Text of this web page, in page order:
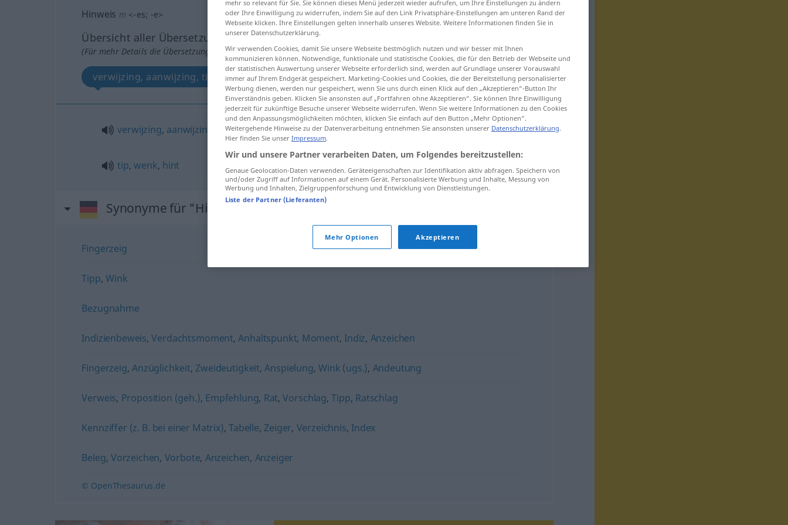
Hinweis m <-es; -e>
Übersicht aller Übersetzungen
(Für mehr Details die Übersetzung anklicken/antippen)
verwijzing, aanwijzing, tip, wenk, hint
verwijzing, aanwijzing Hinweis
tip,wenk, hint Hinweis Ratschlag
Synonyme für "Hinweis"
Fingerzeig
Tipp,Wink
Bezugnahme
Indizienbeweis,Verdachtsmoment,Anhaltspunkt, Moment, Indiz, Anzeichen
Fingerzeig,Anzüglichkeit, Zweideutigkeit,Anspielung,Wink (ugs.), Andeutung
Verweis, Proposition (geh.), Empfehlung, Rat,Vorschlag,Tipp, Ratschlag
Kennziffer (z. B. bei einer Matrix),Tabelle, Zeiger, Verzeichnis, Index
Beleg, Vorzeichen, Vorbote, Anzeichen, Anzeiger
© OpenThesaurus.de
mehr so relevant für Sie. Sie können dieses Menü jederzeit wieder aufrufen, um Ihre Einstellungen zu ändern
oder Ihre Einwilligung zu widerrufen, indem Sie auf den Link Privatsphäre-Einstellungen am unteren Rand der
Webseite klicken. Ihre Einstellungen gelten innerhalb unseres Website. Weitere Informationen finden Sie in
unserer Datenschutzerklärung.
Wir verwenden Cookies, damit Sie unsere Webseite bestmöglich nutzen und wir besser mit Ihnen
kommunizieren können. Notwendige, funktionale und statistische Cookies, die für den Betrieb der Webseite und
der statistischen Auswertung unserer Webseite erforderlich sind, werden auf Grundlage unserer Vorauswahl
immer auf Ihrem Endgerät gespeichert. Marketing-Cookies und Cookies, die der Bereitstellung personalisierter
Werbung dienen, werden nur gespeichert, wenn Sie uns durch einen Klick auf den „Akzeptieren“-Button Ihr
Einverständnis geben. Klicken Sie ansonsten auf „Fortfahren ohne Akzeptieren“. Sie können Ihre Einwilligung
jederzeit für zukünftige Besuche unserer Webseite widerrufen. Wenn Sie weitere Informationen zu den Cookies
und den Anpassungsmöglichkeiten möchten, klicken Sie einfach auf den Button „Mehr Optionen“.
Weitergehende Hinweise zu der Datenverarbeitung entnehmen Sie ansonsten unserer Datenschutzerklärung.
Hier finden Sie unser Impressum.
Wir und unsere Partner verarbeiten Daten, um Folgendes bereitzustellen:
Genaue Geolocation-Daten verwenden. Geräteeigenschaften zur Identifikation aktiv abfragen. Speichern von
und/oder Zugriff auf Informationen auf einem Gerät. Personalisierte Werbung und Inhalte, Messung von
Werbung und Inhalten, Zielgruppenforschung und Entwicklung von Dienstleistungen.
Liste der Partner (Lieferanten)
Mehr Optionen Akzeptieren